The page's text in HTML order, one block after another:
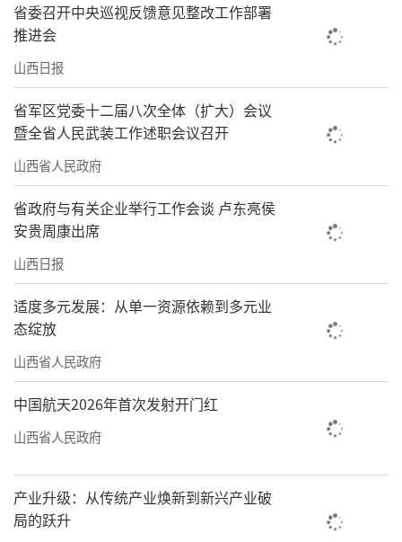
初夏的太原汾河景区宛若一条玉带穿城而过。
责任编辑：李梓涵
省委召开中央巡视反馈意见整改工作部署
推进会
山西日报
省军区党委十二届八次全体（扩大）会议
暨全省人民武装工作述职会议召开
山西省人民政府
省政府与有关企业举行工作会谈 卢东亮侯
安贵周康出席
山西日报
适度多元发展：从单一资源依赖到多元业
态绽放
山西省人民政府
中国航天2026年首次发射开门红
山西省人民政府
产业升级：从传统产业焕新到新兴产业破
局的跃升